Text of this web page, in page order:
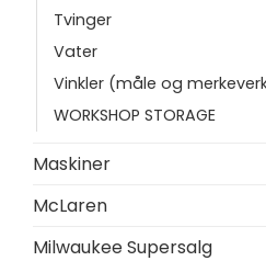
Tvinger
Vater
Vinkler (måle og
WORKSHOP STORAGE
Maskiner
McLaren
Milwaukee Supersalg